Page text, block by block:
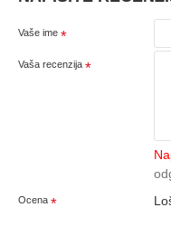
Vaše ime
Vaša recenzija
Ocena